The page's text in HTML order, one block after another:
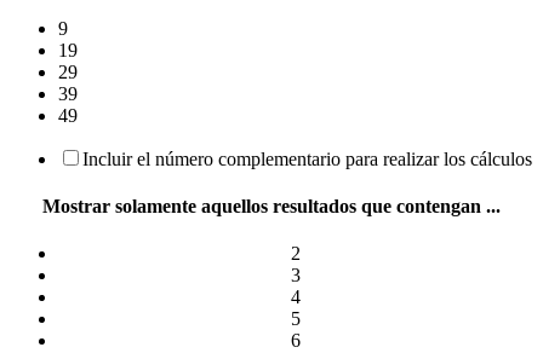
9
19
29
39
49
Incluir el número complementario para realizar los cálculos
Mostrar solamente aquellos resultados que contengan ...
2
3
4
5
6